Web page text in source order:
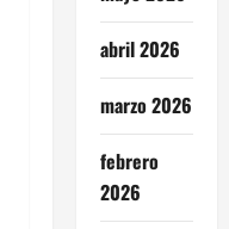
abril 2026
marzo 2026
febrero
2026